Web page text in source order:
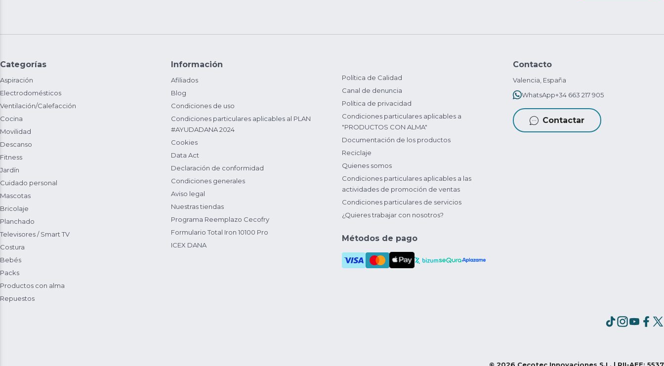
Categorías
Aspiración
Electrodomésticos
Ventilación/Calefacción
Cocina
Movilidad
Descanso
Fitness
Jardín
Cuidado personal
Mascotas
Bricolaje
Planchado
Televisores / Smart TV
Costura
Bebés
Packs
Productos con alma
Repuestos
Información
Afiliados
Blog
Condiciones de uso
Condiciones particulares aplicables al PLAN
#AYUDADANA 2024
Cookies
Data Act
Declaración de conformidad
Condiciones generales
Aviso legal
Nuestras tiendas
Programa Reemplazo Cecofry
Formulario Total Iron 10100 Pro
ICEX DANA
Política de Calidad
Canal de denuncia
Política de privacidad
Condiciones particulares aplicables a
"PRODUCTOS CON ALMA"
Documentación de los productos
Reciclaje
Quienes somos
Condiciones particulares aplicables a las
actividades de promoción de ventas
Condiciones particulares de servicios
¿Quieres trabajar con nosotros?
Métodos de pago
Contacto
Valencia, España
WhatsApp+34 663 217 905
Contactar